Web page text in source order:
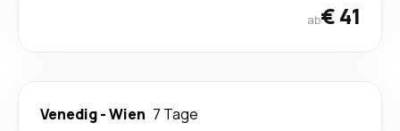
ab€ 41
Venedig-Wien 7 Tage